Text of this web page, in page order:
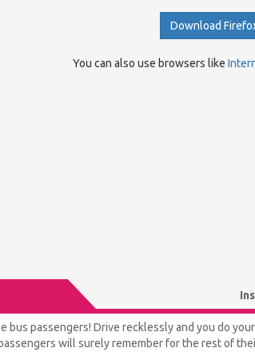
Download
You can also use browsers like
bus passengers! Drive recklessly and you do
will surely remember for the rest of